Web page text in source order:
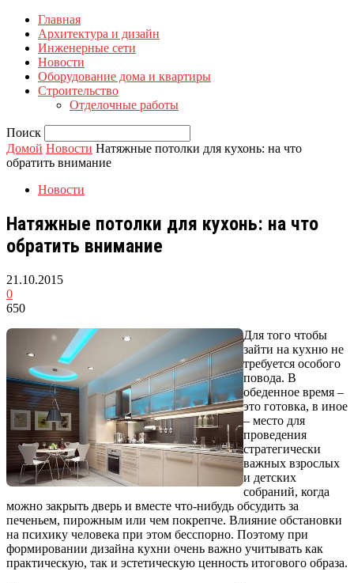
Главная
Архитектура и дизайн
Инженерные сети
Новости
Оборудование дома и квартиры
Строительство
Отделочные работы
Поиск
Домой Новости Натяжные потолки для кухонь: на что
обратить внимание
Новости
Натяжные потолки для кухонь: на что
обратить внимание
21.10.2015
0
650
Для того чтобы
зайти на кухню не
требуется особого
повода. В
обеденное время –
это готовка, в иное
– место для
проведения
стратегически
важных взрослых
и детских
собраний, когда
можно закрыть дверь и вместе что-нибудь обсудить за
печеньем, пирожным или чем покрепче. Влияние обстановки
на психику человека при этом бесспорно. Поэтому при
формировании дизайна кухни очень важно учитывать как
практическую, так и эстетическую ценность итогового образа.